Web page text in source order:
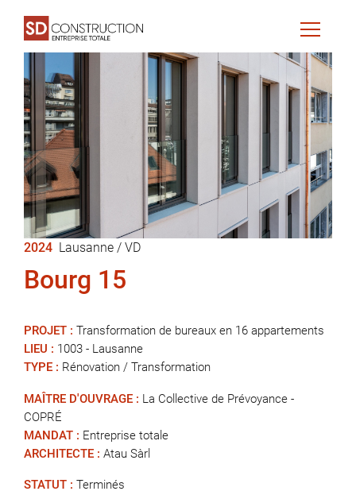
2024 Lausanne / VD
Bourg 15
PROJET : Transformation de bureaux en 16 appartements
LIEU : 1003 - Lausanne
TYPE : Rénovation / Transformation
MAÎTRE D'OUVRAGE : La Collective de Prévoyance -
COPRÉ
MANDAT : Entreprise totale
ARCHITECTE : Atau Sàrl
STATUT : Terminés